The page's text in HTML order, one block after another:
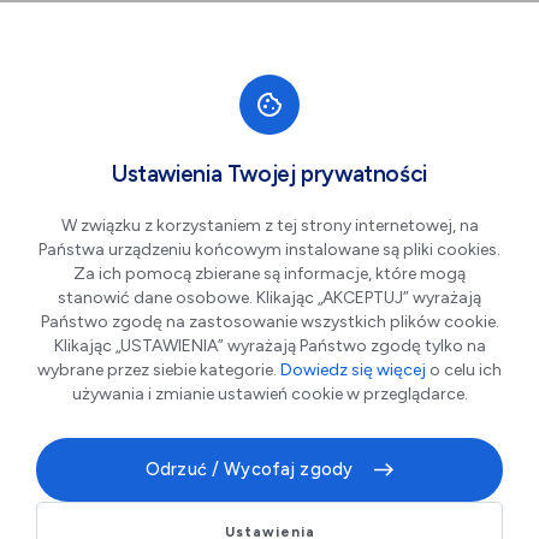
Zgłoś projekt do Budżetu
Obywatelskiego 2027!
09.06.2026 r.
Mieszkańcy Piotrkowa Trybunalskiego po raz
kolejny będą mogli zdecydować, na co
przeznaczyć część miejskich środków.
Ustawienia Twojej prywatności
W związku z korzystaniem z tej strony internetowej, na
Państwa urządzeniu końcowym instalowane są pliki cookies.
Za ich pomocą zbierane są informacje, które mogą
stanowić dane osobowe. Klikając „AKCEPTUJ” wyrażają
Państwo zgodę na zastosowanie wszystkich plików cookie.
Klikając „USTAWIENIA” wyrażają Państwo zgodę tylko na
wybrane przez siebie kategorie. Dowiedz się więcej o celu ich
używania i zmianie ustawień cookie w przeglądarce.
Odrzuć / Wycofaj zgody
Ustawienia